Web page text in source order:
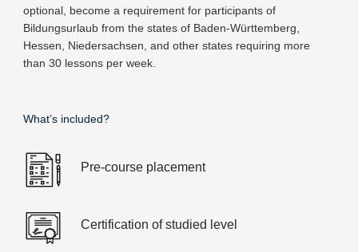
optional, become a requirement for participants of
Bildungsurlaub from the states of Baden-Württemberg,
Hessen, Niedersachsen, and other states requiring more
than 30 lessons per week.
What’s included?
Pre-course placement
Certification of studied level